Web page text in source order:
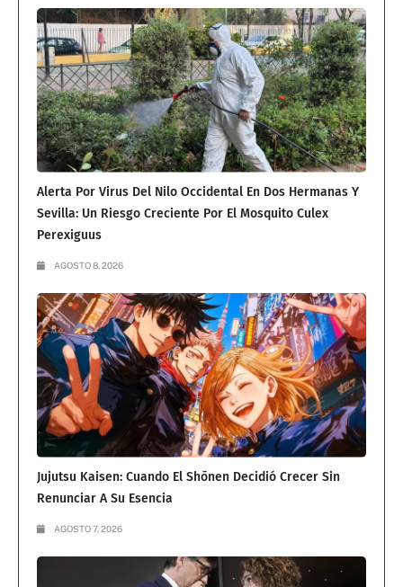
Alerta Por Virus Del Nilo Occidental En Dos Hermanas Y
Sevilla: Un Riesgo Creciente Por El Mosquito Culex
Perexiguus
AGOSTO 8, 2026
Jujutsu Kaisen: Cuando El Shōnen Decidió Crecer Sin
Renunciar A Su Esencia
AGOSTO 7, 2026